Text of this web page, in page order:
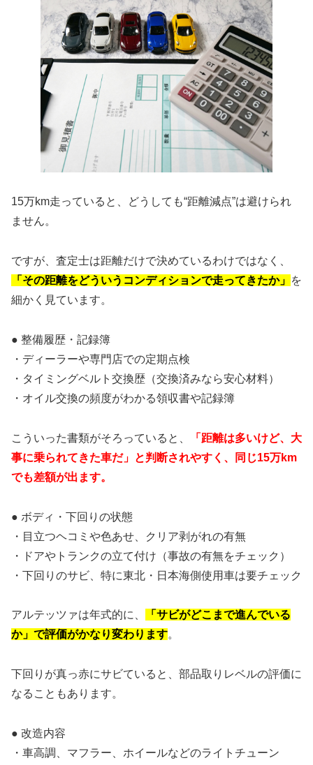
15万km走っていると、どうしても“距離減点”は避けられ
ません。
ですが、査定士は距離だけで決めているわけではなく、
「その距離をどういうコンディションで走ってきたか」 を
細かく見ています。
● 整備履歴・記録簿
・ディーラーや専門店での定期点検
・タイミングベルト交換歴（交換済みなら安心材料）
・オイル交換の頻度がわかる領収書や記録簿
こういった書類がそろっていると、
「距離は多いけど、大
事に乗られてきた車だ」と判断されやすく、同じ15万km
でも差額が出ます。
● ボディ・下回りの状態
・目立つヘコミや色あせ、クリア剥がれの有無
・ドアやトランクの立て付け（事故の有無をチェック）
・下回りのサビ、特に東北・日本海側使用車は要チェック
アルテッツァは年式的に、
「サビがどこまで進んでいる
か」で評価がかなり変わります。
下回りが真っ赤にサビていると、部品取りレベルの評価に
なることもあります。
● 改造内容
・車高調、マフラー、ホイールなどのライトチューン